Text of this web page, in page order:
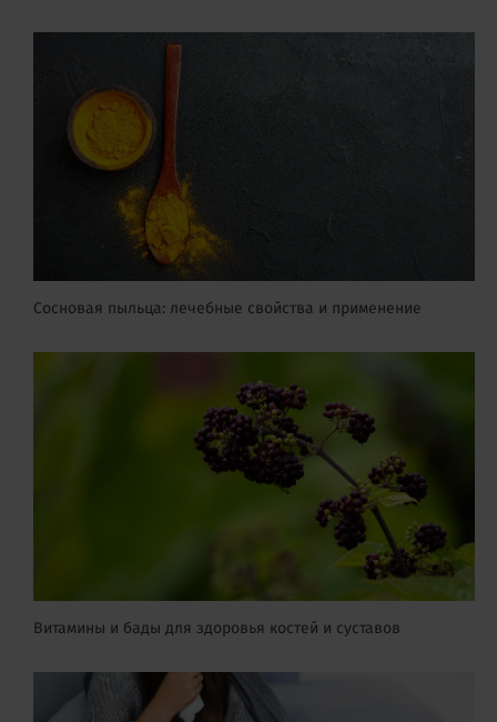
Сосновая пыльца: лечебные свойства и применение
Витамины и бады для здоровья костей и суставов